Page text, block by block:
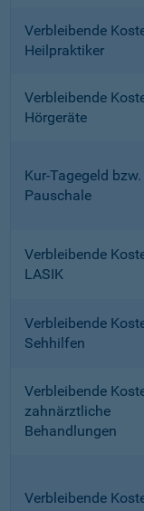
Verbleibende
Heilpraktiker
Verbleibende
Hörgeräte
Kur-Tagegeld bzw.
Pauschale
Verbleibende
LASIK
Verbleibende
Sehhilfen
Verbleibende
zahnärztliche
Behandlungen
Verbleibende